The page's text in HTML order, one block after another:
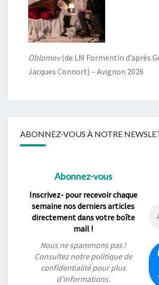
Oblomov(de LM Formentin d’après
Jacques Connort) – Avignon 2026
ABONNEZ-VOUS À NOTRE
Abonnez-vous
Inscrivez- pour recevoir chaque
semaine nos derniers articles
directement dans votre boîte
mail !
Nous ne spammons pas !
Consultez notrepolitique de
confidentialitépour plus
d’informations.